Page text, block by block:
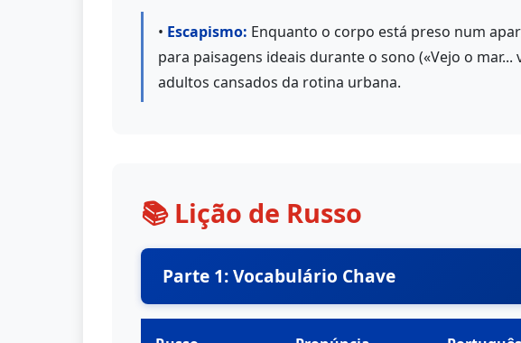
• Escapismo: Enquanto o corpo está preso num
para paisagens ideais durante o sono («Vejo o
adultos cansados da rotina urbana.
📚 Lição de Russo
Parte 1: Vocabulário Chave